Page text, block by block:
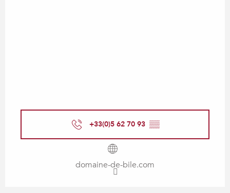
+33(0)5 62 70 93 ▒▒
domaine-de-bile.com